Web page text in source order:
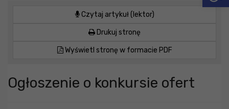
Czytaj artykuł (lektor)
Drukuj stronę
Wyświetl stronę w formacie PDF
Ogłoszenie o konkursie ofert